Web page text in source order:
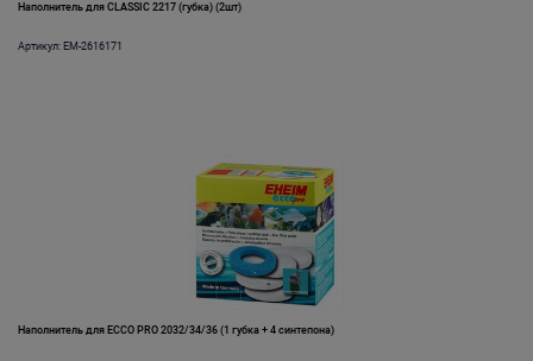
Наполнитель для CLASSIC 2217 (губка) (2шт)
Артикул: EM-2616171
Наполнитель для ECCO PRO 2032/34/36 (1 губка + 4 синтепона)